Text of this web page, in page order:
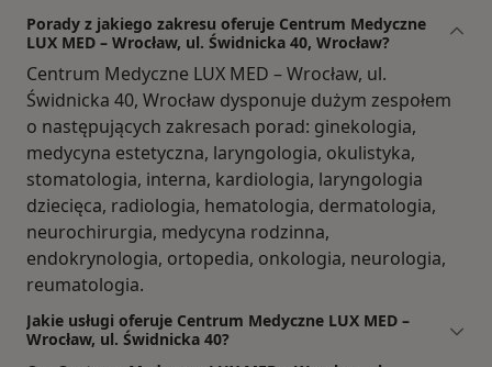
Porady z jakiego zakresu oferuje Centrum Medyczne
LUX MED – Wrocław, ul. Świdnicka 40, Wrocław?
Centrum Medyczne LUX MED – Wrocław, ul.
Świdnicka 40, Wrocław dysponuje dużym zespołem
o następujących zakresach porad: ginekologia,
medycyna estetyczna, laryngologia, okulistyka,
stomatologia, interna, kardiologia, laryngologia
dziecięca, radiologia, hematologia, dermatologia,
neurochirurgia, medycyna rodzinna,
endokrynologia, ortopedia, onkologia, neurologia,
reumatologia.
Jakie usługi oferuje Centrum Medyczne LUX MED –
Wrocław, ul. Świdnicka 40?